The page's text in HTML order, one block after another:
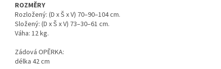
ROZMĚRY
Rozložený: (D x Š x V) 70–90–104 cm.
Složený: (D x Š x V) 73–30–61 cm.
Váha: 12 kg.
Zádová OPĚRKA:
délka 42 cm